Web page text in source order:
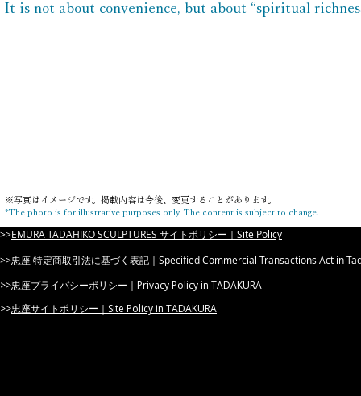
It is not about convenience, but about “spiritual
​※写真はイメージです。掲載内容は今後、変更することがあります。
*The photo is for illustrative purposes only. The content is subject to change.
>>​EMURA TADAHIKO SCULPTURES サイトポリシー｜Site Policy
​>>忠座 特定商取引法に基づく表記｜Specified Commercial Transactions Act in
​>>忠座プライバシーポリシー｜Privacy Policy in TADAKURA
​>>忠座サイトポリシー｜Site Policy in TADAKURA